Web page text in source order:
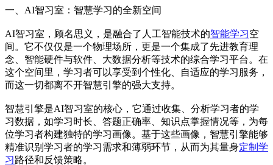
一、AI智习室：智慧学习的全新空间
AI智习室，顾名思义，是融合了人工智能技术的智能学习空
间。它不仅仅是一个物理场所，更是一个集成了先进教育理
念、智能硬件与软件、大数据分析等技术的综合学习平台。在
这个空间里，学习者可以享受到个性化、自适应的学习服务，
而这一切都离不开智慧引擎的强大支持。
智慧引擎是AI智习室的核心，它通过收集、分析学习者的学
习数据，如学习时长、答题正确率、知识点掌握情况等，为每
位学习者构建独特的学习画像。基于这些画像，智慧引擎能够
精准识别学习者的学习需求和薄弱环节，从而为其量身定制学
习路径和反馈策略。